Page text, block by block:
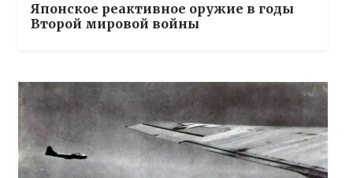
Японское реактивное оружие в годы
Второй мировой войны